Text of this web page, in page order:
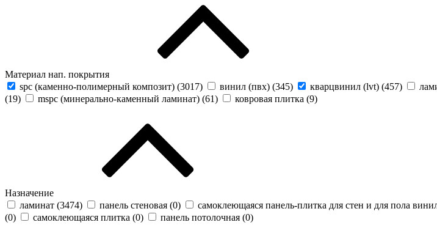
Материал нап. покрытия
spc (каменно-полимерный композит) (3017) винил (пвх) (345) кварцвинил (lvt) (457)
(19) mspc (минерально-каменный ламинат) (61) ковровая плитка (9)
Назначение
ламинат (3474) панель стеновая (0) самоклеющаяся панель-плитка для стен и для пола
(0) самоклеющаяся плитка (0) панель потолочная (0)